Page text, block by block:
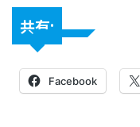
共有:
Facebook